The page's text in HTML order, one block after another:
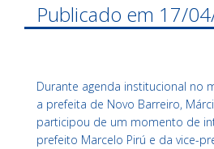
Publicado em 17/
Durante agenda institucional no
a prefeita de Novo Barreiro,
participou de um momento de
prefeito Marcelo Pirú e da vice-